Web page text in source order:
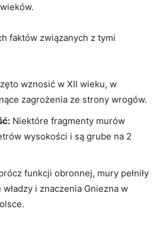
faktów związanych z ‌tymi
wznosić w ​XII wieku, w
⁣zagrożenia ze strony wrogów.
Niektóre fragmenty murów
wysokości i są grube na 2
funkcji obronnej, mury pełniły
i znaczenia Gniezna‍ w